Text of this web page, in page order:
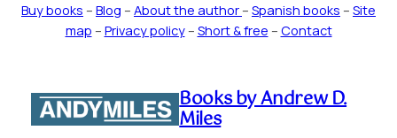
Buy books – Blog – About the author – Spanish books – Site
map – Privacy policy– Short & free – Contact
Books by Andrew D.
Miles